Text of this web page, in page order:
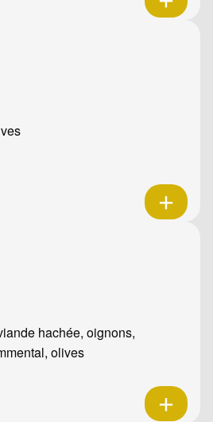
hachée, oignons,
olives